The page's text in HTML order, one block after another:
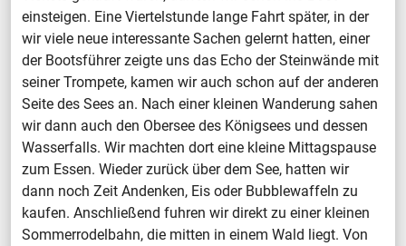
einsteigen. Eine Viertelstunde lange Fahrt später, in der
wir viele neue interessante Sachen gelernt hatten, einer
der Bootsführer zeigte uns das Echo der Steinwände mit
seiner Trompete, kamen wir auch schon auf der anderen
Seite des Sees an. Nach einer kleinen Wanderung sahen
wir dann auch den Obersee des Königsees und dessen
Wasserfalls. Wir machten dort eine kleine Mittagspause
zum Essen. Wieder zurück über dem See, hatten wir
dann noch Zeit Andenken, Eis oder Bubblewaffeln zu
kaufen. Anschließend fuhren wir direkt zu einer kleinen
Sommerrodelbahn, die mitten in einem Wald liegt. Von